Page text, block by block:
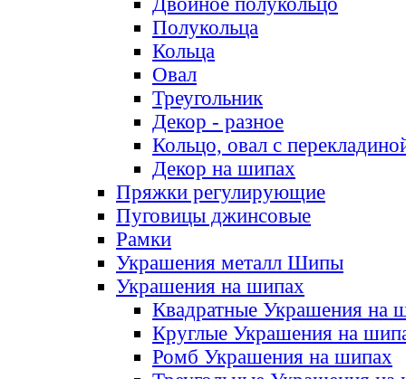
Полукольца
Кольца
Овал
Треугольник
Декор - разное
Кольцо, овал с
Декор на шипах
Пряжки регулирующие
Пуговицы джинсовые
Рамки
Украшения металл Шипы
Украшения на шипах
Квадратные Украшения на
Круглые Украшения на
Ромб Украшения на шипах